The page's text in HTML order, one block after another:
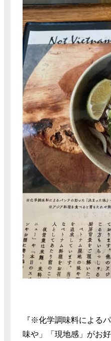
『※化学調味料による
味や」「現地感」がお